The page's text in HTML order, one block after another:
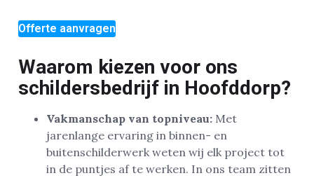
Offerte aanvragen
Waarom kiezen voor ons
schildersbedrijf in Hoofddorp?
Vakmanschap van topniveau: Met
jarenlange ervaring in binnen- en
buitenschilderwerk weten wij elk project tot
in de puntjes af te werken. In ons team zitten